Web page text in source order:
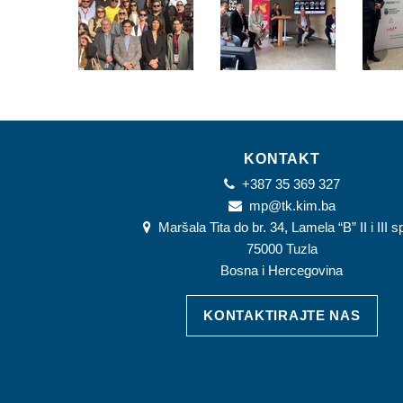
KONTAKT
+387 35 369 327
mp@tk.kim.ba
Maršala Tita do br. 34, Lamela “B” II i III
75000 Tuzla
Bosna i Hercegovina
KONTAKTIRAJTE NAS